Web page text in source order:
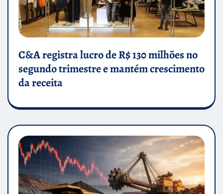
C&A registra lucro de R$ 130 milhões no
segundo trimestre e mantém crescimento
da receita